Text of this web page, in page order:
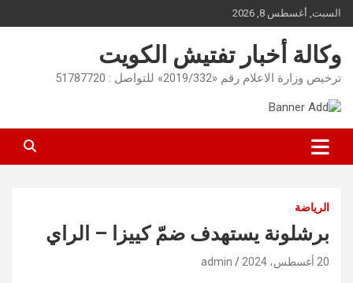
Skip
to
content
السبت, أغسطس 8, 2026
وكالة أخبار تفتيش الكويت
ترخيص وزارة الاعلام رقم «2019/332» للتواصل : 51787720
الرياضة
برشلونة يستهدف ضمّ كييزا – الراي
20 أغسطس، 2024 admin